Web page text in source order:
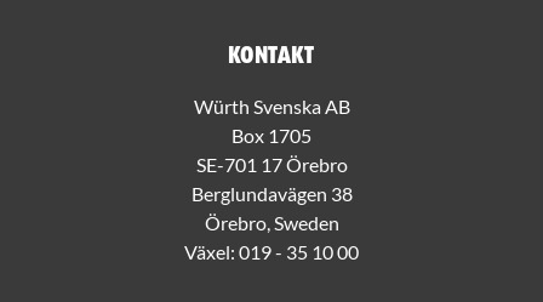
Kontakt
Würth Svenska AB
Box 1705
SE-701 17 Örebro
Berglundavägen 38
Örebro, Sweden
Växel: 019 - 35 10 00